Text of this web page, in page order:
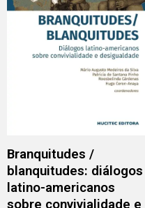
Branquitudes /
blanquitudes: diálogos
latino-americanos
sobre convivialidade e